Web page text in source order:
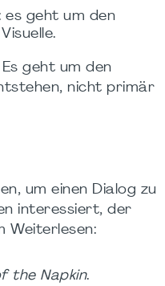
es geht um den
geht um den
nicht primär
um einen Dialog zu
interessiert, der
Weiterlesen:
the Napkin.